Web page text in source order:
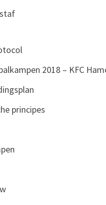
2018 – KFC
principes